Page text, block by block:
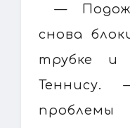
—
снова
трубке и
проблемы